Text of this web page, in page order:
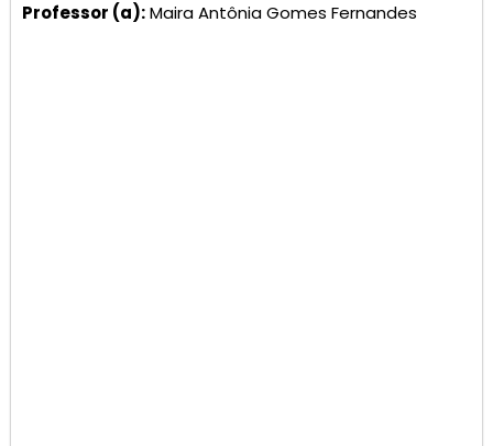
Professor (a):Maira Antônia Gomes Fernandes